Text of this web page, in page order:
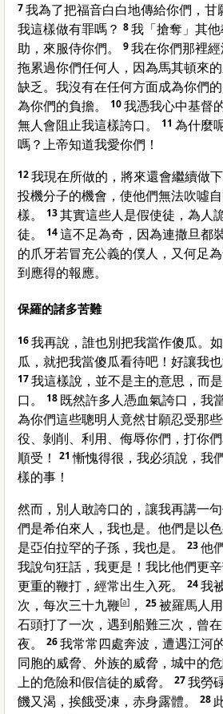
7我為了把福音白白地傳給你們，甘
我這樣做有罪嗎？ 8我「搶奪」其
助，來服侍你們。
9我在你們那裡
拖累過你們任何人，因為馬其頓來
缺乏。我沒有在任何方面成為你們
為你們的負擔。
10我憑我心中基督
無人會阻止我這樣誇口。
11 為什麼
嗎？上帝知道我愛你們！
12我現在所做的，將來還會繼續做
投機分子的機會，使他們無法吹噓
樣。
13其實這些人是假使徒，為人
徒。
14這不足為奇，因為連撒旦都
的爪牙若冒充公義的僕人，又何足
到應得的報應。
保羅的諸多苦難
16我再說，誰也別把我當作傻瓜。
瓜，就把我當傻瓜看待吧！好讓我也
17我這樣說，並不是主的意思，而
口。
18 既然許多人憑血氣誇口，我
為你們這些聰明人竟然甘願忍受那些
役、剝削、利用、侮辱你們，打你
順受！
21慚愧得很，我必須說，我
樣的事！
然而，別人敢誇口的，讓我再講一
們是希伯來人，我也是。他們是以
是亞伯拉罕的子孫，我也是。
23他
我說句狂話，我更是！我比他們更
更重的鞭打，經常出生入死。
24我
次，每次三十九鞭[a] ， 25被羅馬人
石頭打了一次，遇到船難三次，曾
夜。
26我常常四處奔波，遭遇江河
同胞的威脅、外族的威脅，城中的
上的危險和假信徒的威脅。
27我勞
饑又渴，挨餓受凍，赤身露體。
28